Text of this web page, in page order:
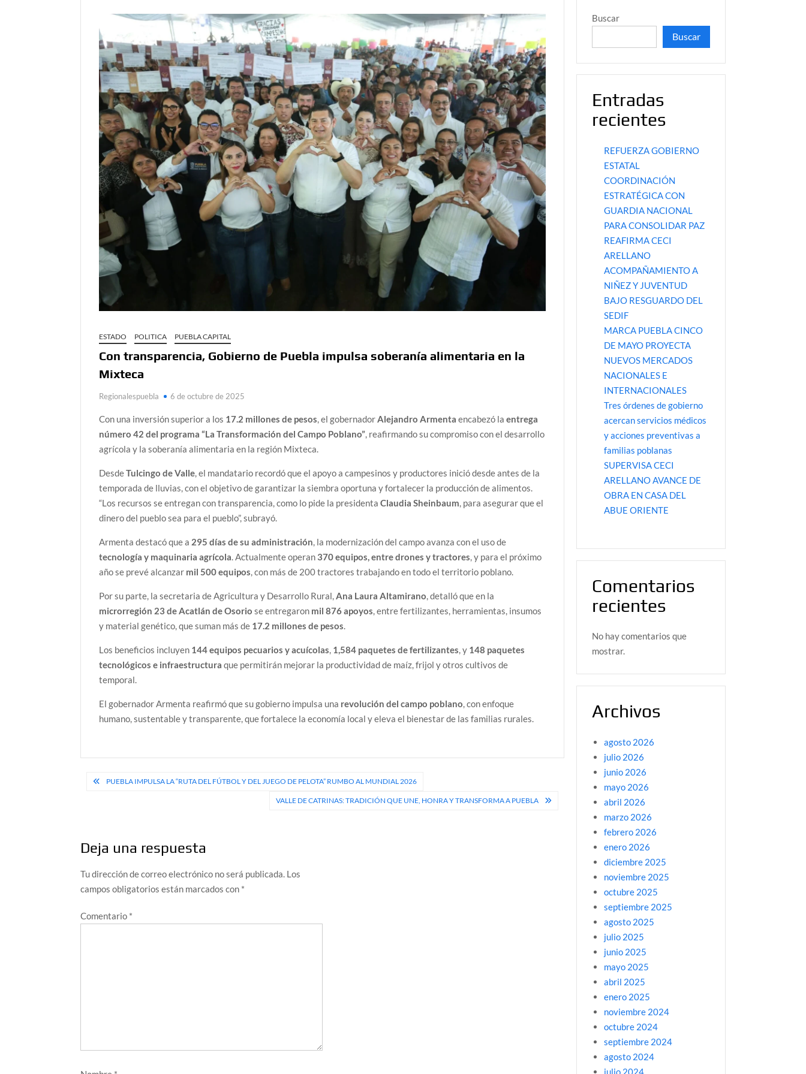
ESTADO POLITICA PUEBLA CAPITAL
Con transparencia, Gobierno de Puebla impulsa soberanía alimentaria en la
Mixteca
Regionalespuebla 6 de octubre de 2025
Con una inversión superior a los 17.2 millones de pesos , el gobernador Alejandro Armenta encabezó laentrega
número 42 del programa “La Transformación del Campo Poblano” , reafirmando su compromiso con el desarrollo
agrícola y la soberanía alimentaria en la región Mixteca.
DesdeTulcingo de Valle , el mandatario recordó que el apoyo a campesinos y productores inició desde antes de la
temporada de lluvias, con el objetivo de garantizar la siembra oportuna y fortalecer la producción de alimentos.
“Los recursos se entregan con transparencia, como lo pide la presidentaClaudia Sheinbaum , para asegurar que el
dinero del pueblo sea para el pueblo”, subrayó.
Armenta destacó que a 295 días de su administración , la modernización del campo avanza con el uso de
tecnología y maquinaria agrícola . Actualmente operan 370 equipos, entre drones y tractores , y para el próximo
año se prevé alcanzar mil 500 equipos , con más de 200 tractores trabajando en todo el territorio poblano.
Por su parte, la secretaria de Agricultura y Desarrollo Rural, Ana Laura Altamirano , detalló que en la
microrregión 23 de Acatlán de Osorio se entregaron mil 876 apoyos , entre fertilizantes, herramientas, insumos
y material genético, que suman más de 17.2 millones de pesos
Los beneficios incluyen 144 equipos pecuarios y acuícolas 1,584 paquetes de fertilizantes , y 148 paquetes
tecnológicos e infraestructura que permitirán mejorar la productividad de maíz, frijol y otros cultivos de
temporal.
El gobernador Armenta reafirmó que su gobierno impulsa una revolución del campo poblano , con enfoque
humano, sustentable y transparente, que fortalece la economía local y eleva el bienestar de las familias rurales.
Navegación
PUEBLA IMPULSA LA “RUTA DEL FÚTBOL Y DEL JUEGO DE PELOTA” RUMBO AL MUNDIAL 2026
VALLE DE CATRINAS: TRADICIÓN QUE UNE, HONRA Y TRANSFORMA A PUEBLA
Deja una respuesta
Tu dirección de correo electrónico no será publicada. Los
campos obligatorios están marcados con *
Comentario *
Buscar
Buscar
Entradas
recientes
REFUERZA GOBIERNO
ESTATAL
COORDINACIÓN
ESTRATÉGICA CON
GUARDIA NACIONAL
PARA CONSOLIDAR PAZ
REAFIRMA CECI
ARELLANO
ACOMPAÑAMIENTO A
NIÑEZ Y JUVENTUD
BAJO RESGUARDO DEL
SEDIF
MARCA PUEBLA CINCO
DE MAYO PROYECTA
NUEVOS MERCADOS
NACIONALES E
INTERNACIONALES
Tres órdenes de gobierno
acercan servicios médicos
y acciones preventivas a
familias poblanas
SUPERVISA CECI
ARELLANO AVANCE DE
OBRA EN CASA DEL
ABUE ORIENTE
Comentarios
recientes
No hay comentarios que
mostrar.
Archivos
agosto 2026
julio 2026
junio 2026
mayo 2026
abril 2026
marzo 2026
febrero 2026
enero 2026
diciembre 2025
noviembre 2025
octubre 2025
septiembre 2025
agosto 2025
julio 2025
junio 2025
mayo 2025
abril 2025
enero 2025
noviembre 2024
octubre 2024
septiembre 2024
agosto 2024
julio 2024